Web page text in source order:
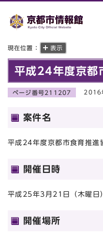
現在位置： 表示
平成24年度京都
ページ番号211207 2016
案件名
平成24年度京都市食育推進
開催日時
平成25年3月21日（木曜
開催場所